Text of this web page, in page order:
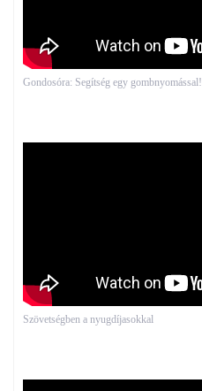
Gondosóra: Segítség egy gombnyomással!
Szövetségben a nyugdíjasokkal